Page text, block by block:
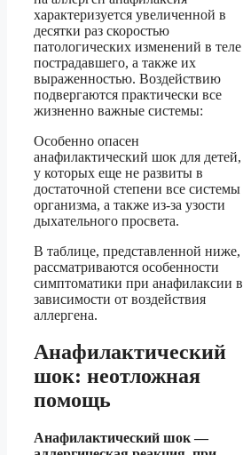
характеризуется увеличенной в
десятки раз скоростью
патологических изменений в теле
пострадавшего, а также их
выраженностью. Воздействию
подвергаются практически все
жизненно важные системы:
Особенно опасен
анафилактический шок для детей,
у которых еще не развиты в
достаточной степени все системы
организма, а также из-за узости
дыхательного просвета.
В таблице, представленной ниже,
рассматриваются особенности
симптоматики при анафилаксии в
зависимости от воздействия
аллергена.
Анафилактический
шок: неотложная
помощь
Анафилактический шок —